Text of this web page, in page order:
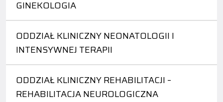
GINEKOLOGIA
ODDZIAŁ KLINICZNY NEONATOLOGII I
INTENSYWNEJ TERAPII
ODDZIAŁ KLINICZNY REHABILITACJI –
REHABILITACJA NEUROLOGICZNA